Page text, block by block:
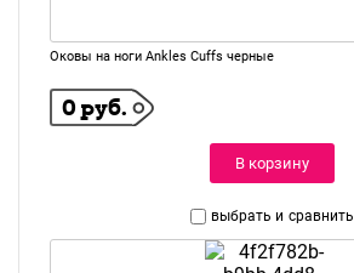
Оковы на ноги Ankles Cuffs черные
0 руб.
В корзину
выбрать и сравнить